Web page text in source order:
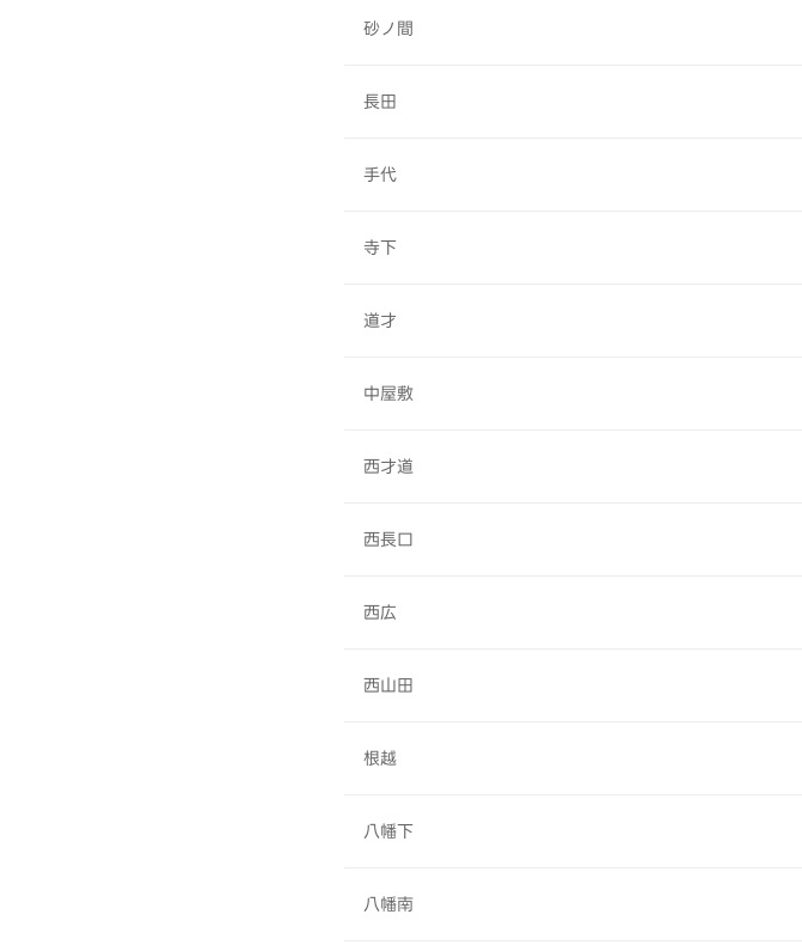
砂ノ間
長田
手代
寺下
道才
中屋敷
西才道
西長口
西広
西山田
根越
八幡下
八幡南